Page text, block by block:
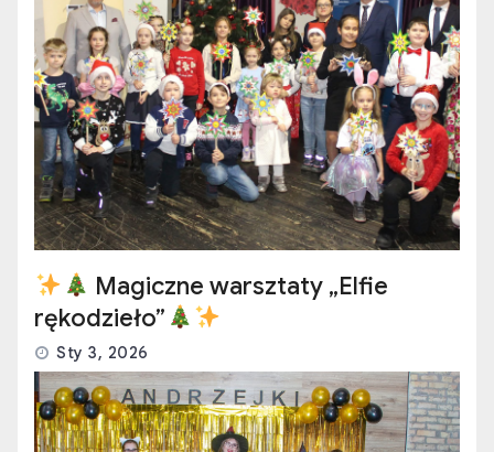
Magiczne warsztaty „Elfie
rękodzieło”
Sty 3, 2026